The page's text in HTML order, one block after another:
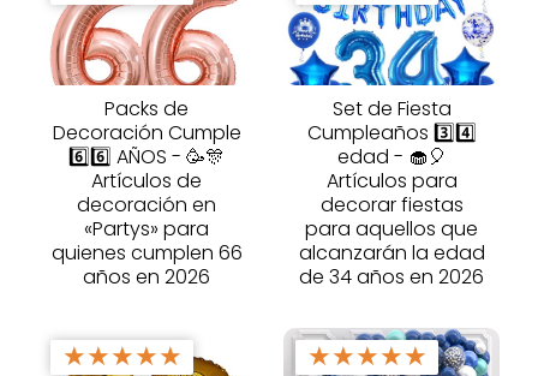
Packs de
Decoración Cumple
6️⃣6️⃣ AÑOS - 🥳🎊
Artículos de
decoración en
«Partys» para
quienes cumplen 66
años en 2026
Set de Fiesta
Cumpleaños 3️⃣4️⃣
edad - 🧁🎈
Artículos para
decorar fiestas
para aquellos que
alcanzarán la edad
de 34 años en 2026
★★★★★ ★★★★★